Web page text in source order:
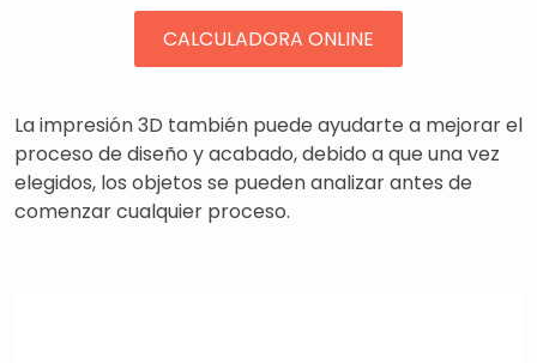
CALCULADORA ONLINE
La impresión 3D también puede ayudarte a mejorar el
proceso de diseño y acabado, debido a que una vez
elegidos, los objetos se pueden analizar antes de
comenzar cualquier proceso.